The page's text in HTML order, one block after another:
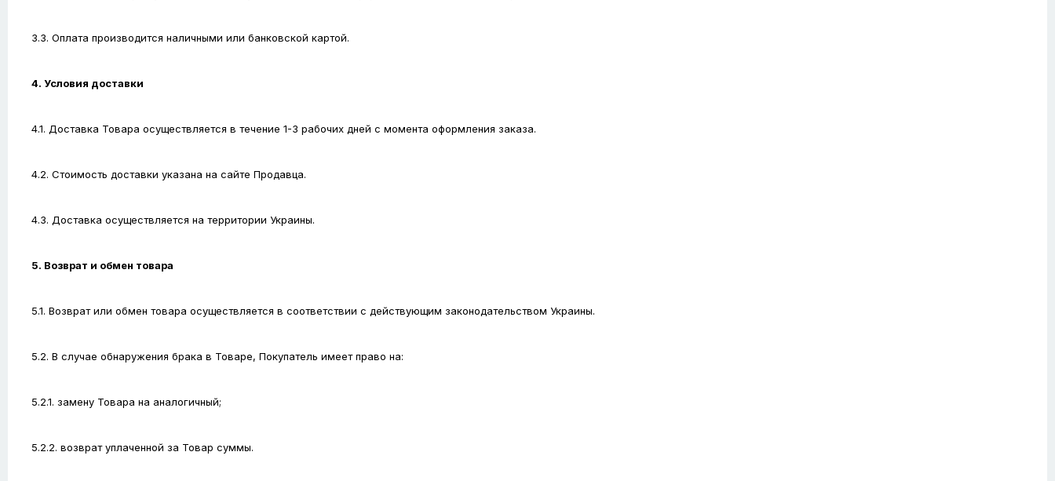
3.3. Оплата производится наличными или банковской картой.
4. Условия доставки
4.1. Доставка Товара осуществляется в течение 1-3 рабочих дней с момента оформления заказа.
4.2. Стоимость доставки указана на сайте Продавца.
4.3. Доставка осуществляется на территории Украины.
5. Возврат и обмен товара
5.1. Возврат или обмен товара осуществляется в соответствии с действующим законодательством Украины.
5.2. В случае обнаружения брака в Товаре, Покупатель имеет право на:
5.2.1. замену Товара на аналогичный;
5.2.2. возврат уплаченной за Товар суммы.